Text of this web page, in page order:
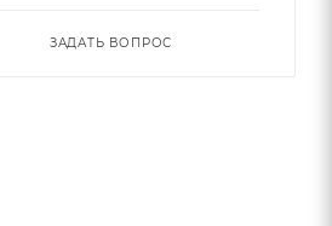
ЗАДАТЬ ВОПРОС